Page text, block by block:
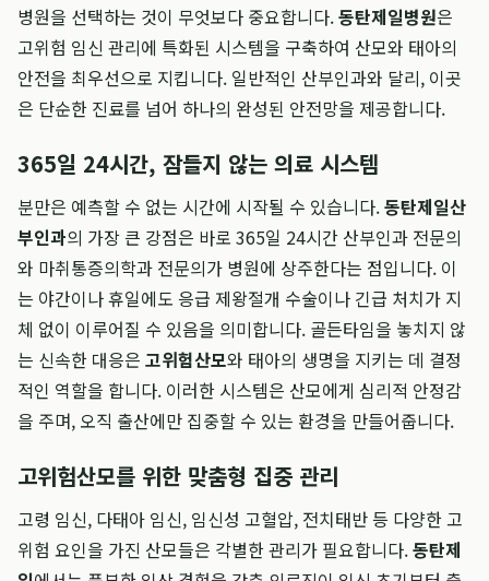
병원을 선택하는 것이 무엇보다 중요합니다.동탄제일병원은
고위험 임신 관리에 특화된 시스템을 구축하여 산모와 태아의
안전을 최우선으로 지킵니다. 일반적인 산부인과와 달리, 이곳
은 단순한 진료를 넘어 하나의 완성된 안전망을 제공합니다.
365일 24시간, 잠들지 않는 의료 시스템
분만은 예측할 수 없는 시간에 시작될 수 있습니다.동탄제일산
부인과의 가장 큰 강점은 바로 365일 24시간 산부인과 전문의
와 마취통증의학과 전문의가 병원에 상주한다는 점입니다. 이
는 야간이나 휴일에도 응급 제왕절개 수술이나 긴급 처치가 지
체 없이 이루어질 수 있음을 의미합니다. 골든타임을 놓치지 않
는 신속한 대응은 고위험산모와 태아의 생명을 지키는 데 결정
적인 역할을 합니다. 이러한 시스템은 산모에게 심리적 안정감
을 주며, 오직 출산에만 집중할 수 있는 환경을 만들어줍니다.
고위험산모를 위한 맞춤형 집중 관리
고령 임신, 다태아 임신, 임신성 고혈압, 전치태반 등 다양한 고
위험 요인을 가진 산모들은 각별한 관리가 필요합니다.동탄제